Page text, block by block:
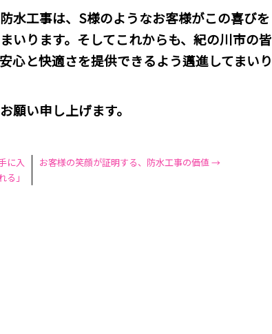
水工事は、S様のようなお客様がこの喜びを
いります。そしてこれからも、紀の川市の皆
心と快適さを提供できるよう邁進してまいり
願い申し上げます。
に入
る」
お客様の笑顔が証明する、防水工事の価値→